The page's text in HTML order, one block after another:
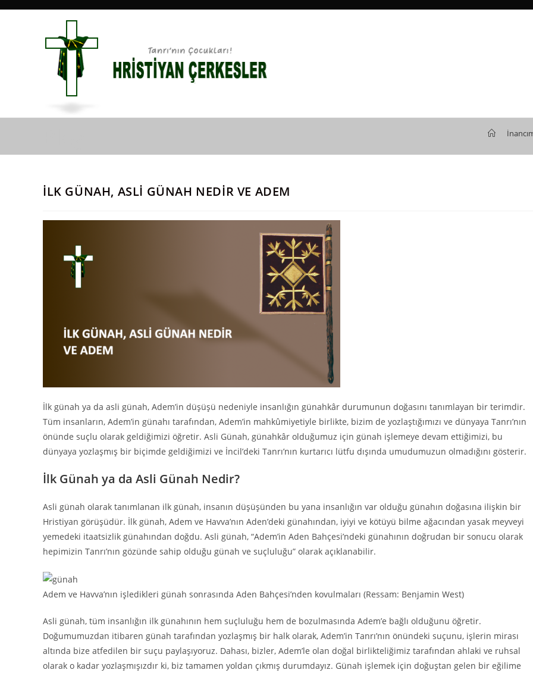
Skip
İLK GÜNAH, ASLİ GÜNAH NEDİR VE ADEM
İlk günah ya da asli günah, Adem’in düşüşü nedeniyle insanlığın günahkâr durumunun doğasını tanımlayan bir terimdir.
Tüm insanların, Adem’in günahı tarafından, Adem’in mahkûmiyetiyle birlikte, bizim de yozlaştığımızı ve dünyaya Tanrı’nın
önünde suçlu olarak geldiğimizi öğretir. Asli Günah, günahkâr olduğumuz için günah işlemeye devam ettiğimizi, bu
dünyaya yozlaşmış bir biçimde geldiğimizi ve İncil’deki Tanrı’nın kurtarıcı lütfu dışında umudumuzun olmadığını gösterir.
İlk Günah ya da Asli Günah Nedir?
Asli günah olarak tanımlanan ilk günah, insanın düşüşünden bu yana insanlığın var olduğu günahın doğasına ilişkin bir
Hristiyan görüşüdür. İlk günah, Adem ve Havva’nın Aden’deki günahından, iyiyi ve kötüyü bilme ağacından yasak meyveyi
yemedeki itaatsizlik günahından doğdu. Asli günah, “Adem’in Aden Bahçesi’ndeki günahının doğrudan bir sonucu olarak
hepimizin Tanrı’nın gözünde sahip olduğu günah ve suçluluğu” olarak açıklanabilir.
Adem ve Havva’nın işledikleri günah sonrasında Aden Bahçesi’nden kovulmaları (Ressam: Benjamin West)
Asli günah, tüm insanlığın ilk günahının hem suçluluğu hem de bozulmasında Adem’e bağlı olduğunu öğretir.
Doğumumuzdan itibaren günah tarafından yozlaşmış bir halk olarak, Adem’in Tanrı’nın önündeki suçunu, işlerin mirası
altında bize atfedilen bir suçu paylaşıyoruz. Dahası, bizler, Adem’le olan doğal birlikteliğimiz tarafından ahlaki ve ruhsal
olarak o kadar yozlaşmışızdır ki, biz tamamen yoldan çıkmış durumdayız. Günah işlemek için doğuştan gelen bir eğilime